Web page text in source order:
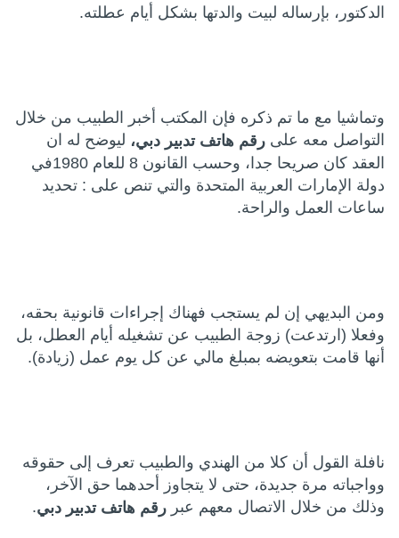
الدكتور، بإرساله لبيت والدتها بشكل أيام عطلته.
وتماشيا مع ما تم ذكره فإن المكتب أخبر الطبيب من خلال
التواصل معه على رقم هاتف تدبير دبي، ليوضح له ان
العقد كان صريحا جدا، وحسب القانون 8 للعام 1980في
دولة الإمارات العربية المتحدة والتي تنص على : تحديد
ساعات العمل والراحة.
ومن البديهي إن لم يستجب فهناك إجراءات قانونية بحقه،
وفعلا (ارتدعت) زوجة الطبيب عن تشغيله أيام العطل، بل
أنها قامت بتعويضه بمبلغ مالي عن كل يوم عمل (زيادة).
نافلة القول أن كلا من الهندي والطبيب تعرف إلى حقوقه
وواجباته مرة جديدة، حتى لا يتجاوز أحدهما حق الآخر،
وذلك من خلال الاتصال معهم عبر رقم هاتف تدبير دبي.